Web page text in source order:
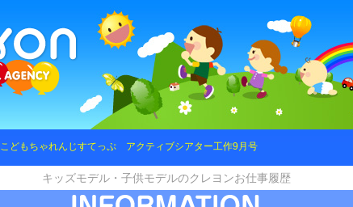
こどもちゃれんじすてっぷ アクティブシアター工作9月号
キッズモデル・子供モデルのクレヨンお仕事履歴